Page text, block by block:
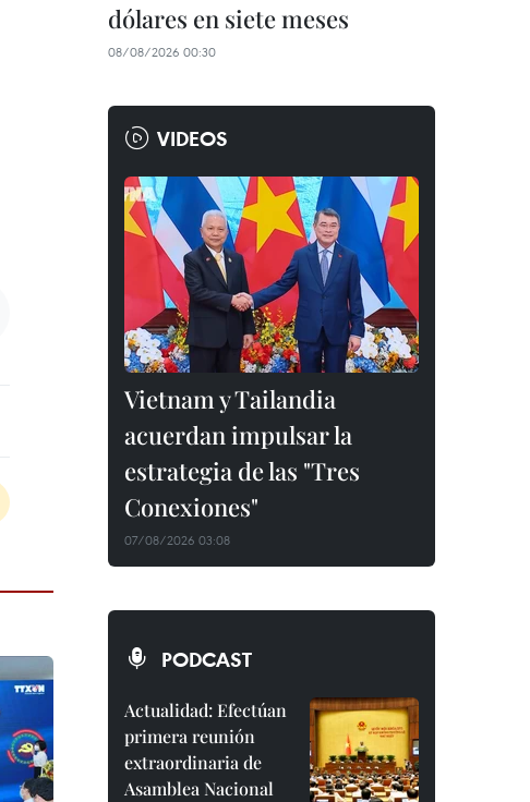
dólares en siete meses
08/08/2026 00:30
VIDEOS
Vietnam y Tailandia
acuerdan impulsar la
estrategia de las "Tres
Conexiones"
07/08/2026 03:08
PODCAST
Actualidad: Efectúan
primera reunión
extraordinaria de
Asamblea Nacional